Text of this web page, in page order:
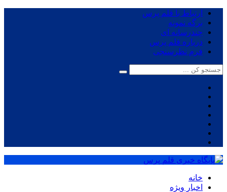
ارتباط با قلم پرس
برگه نمونه
چندرسانه ای
درباره قلم پرس
فرم نظرسنجی
خانه
اخبار ویژه